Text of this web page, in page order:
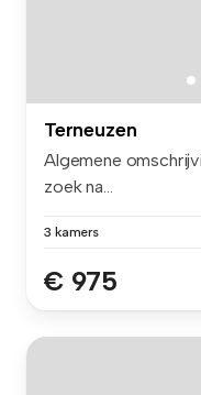
Terneuzen
Algemene
zoek na...
3 kamers
€ 975